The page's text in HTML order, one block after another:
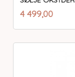
Pris
4 499,00mva.